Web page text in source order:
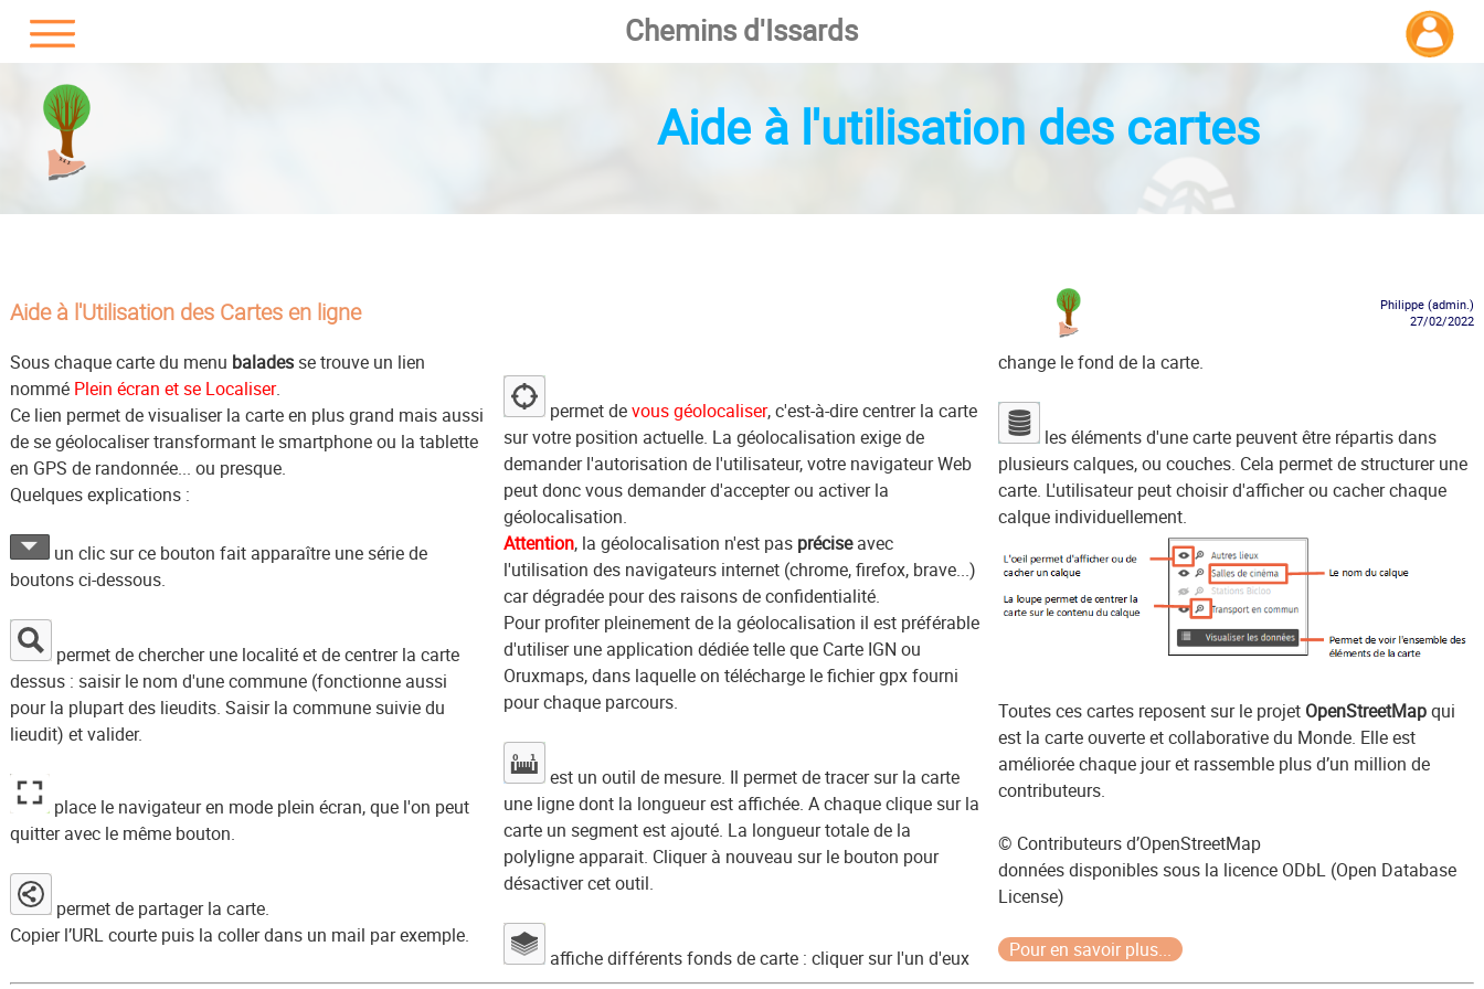
Chemins d'Issards
Aide à l'utilisation des cartes
Aide à l'Utilisation des Cartes en ligne
Philippe (admin.)
27/02/2022
Sous chaque carte du menu baladesse trouve un lien
nommé Plein écran et se Localiser.
Ce lien permet de visualiser la carte en plus grand mais aussi
de se géolocaliser transformant le smartphone ou la tablette
en GPS de randonnée... ou presque.
Quelques explications :
un clic sur ce bouton fait apparaître une série de
boutons ci-dessous.
permet de chercher une localité et de centrer la carte
dessus : saisir le nom d'une commune (fonctionne aussi
pour la plupart des lieudits. Saisir la commune suivie du
lieudit) et valider.
place le navigateur en mode plein écran, que l'on peut
quitter avec le même bouton.
permet de partager la carte.
Copier l’URL courte puis la coller dans un mail par exemple.
permet devous géolocaliser, c'est-à-dire centrer la carte
sur votre position actuelle. La géolocalisation exige de
demander l'autorisation de l'utilisateur, votre navigateur Web
peut donc vous demander d'accepter ou activer la
géolocalisation.
Attention, la géolocalisation n'est pas préciseavec
l'utilisation des navigateurs internet (chrome, firefox, brave...)
car dégradée pour des raisons de confidentialité.
Pour profiter pleinement de la géolocalisation il est préférable
d'utiliser une application dédiée telle que Carte IGN ou
Oruxmaps, dans laquelle on télécharge le fichier gpx fourni
pour chaque parcours.
est un outil de mesure. Il permet de tracer sur la carte
une ligne dont la longueur est affichée. A chaque clique sur la
carte un segment est ajouté. La longueur totale de la
polyligne apparait. Cliquer à nouveau sur le bouton pour
désactiver cet outil.
affiche différents fonds de carte : cliquer sur l'un d'eux
change le fond de la carte.
les éléments d'une carte peuvent être répartis dans
plusieurs calques, ou couches. Cela permet de structurer une
carte. L'utilisateur peut choisir d'afficher ou cacher chaque
calque individuellement.
Toutes ces cartes reposent sur le projet OpenStreetMapqui
est la carte ouverte et collaborative du Monde. Elle est
améliorée chaque jour et rassemble plus d’un million de
contributeurs.
© Contributeurs d’OpenStreetMap
données disponibles sous la licence ODbL (Open Database
License)
Pour en savoir plus...